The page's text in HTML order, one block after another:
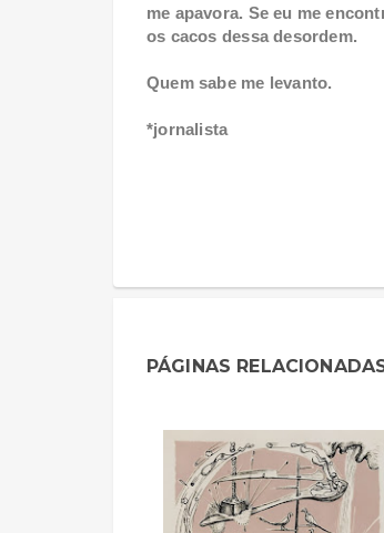
me apavora. Se eu me
os cacos dessa desordem.
Quem sabe me levanto.
*jornalista
PÁGINAS